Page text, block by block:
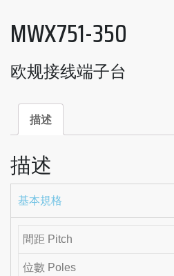
MWX751-350
欧规接线端子台
描述
描述
基本規格
間距 Pitch
位數 Poles